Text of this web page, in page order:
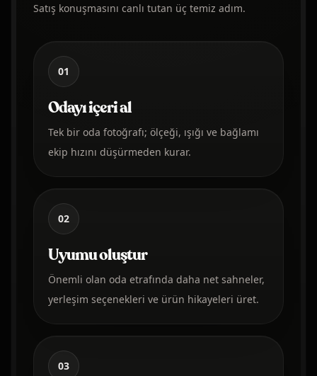
Satış konuşmasını canlı tutan üç temiz adım.
01
Odayı içeri al
Tek bir oda fotoğrafı; ölçeği, ışığı ve bağlamı
ekip hızını düşürmeden kurar.
02
Uyumu oluştur
Önemli olan oda etrafında daha net sahneler,
yerleşim seçenekleri ve ürün hikayeleri üret.
03